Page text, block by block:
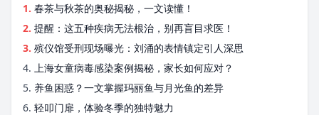
1. 春茶与秋茶的奥秘揭秘，一文读懂！
2. 提醒：这五种疾病无法根治，别再盲目求医！
3. 殡仪馆受刑现场曝光：刘涌的表情镇定引人深思
4. 上海女童病毒感染案例揭秘，家长如何应对？
5. 养鱼困惑？一文掌握玛丽鱼与月光鱼的差异
6. 轻叩门扉，体验冬季的独特魅力